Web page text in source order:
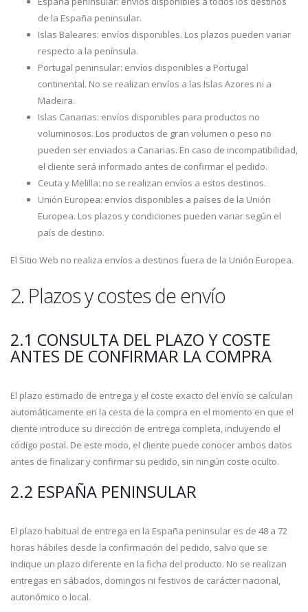
de la España peninsular.
Islas Baleares: envíos disponibles. Los plazos pueden variar
respecto a la península.
Portugal peninsular: envíos disponibles a Portugal
continental. No se realizan envíos a las Islas Azores ni a
Madeira.
Islas Canarias: envíos disponibles para productos no
voluminosos. Los productos de gran volumen o peso no
pueden ser enviados a Canarias. En caso de incompatibilidad,
el cliente será informado antes de confirmar el pedido.
Ceuta y Melilla: no se realizan envíos a estos destinos.
Unión Europea: envíos disponibles a países de la Unión
Europea. Los plazos y condiciones pueden variar según el
país de destino.
El Sitio Web no realiza envíos a destinos fuera de la Unión Europea.
2. Plazos y costes de envío
2.1 CONSULTA DEL PLAZO Y COSTE
ANTES DE CONFIRMAR LA COMPRA
El plazo estimado de entrega y el coste exacto del envío se calculan
automáticamente en la cesta de la compra en el momento en que el
cliente introduce su dirección de entrega completa, incluyendo el
código postal. De este modo, el cliente puede conocer ambos datos
antes de finalizar y confirmar su pedido, sin ningún coste oculto.
2.2 ESPAÑA PENINSULAR
El plazo habitual de entrega en la España peninsular es de 48 a 72
horas hábiles desde la confirmación del pedido, salvo que se
indique un plazo diferente en la ficha del producto. No se realizan
entregas en sábados, domingos ni festivos de carácter nacional,
autonómico o local.